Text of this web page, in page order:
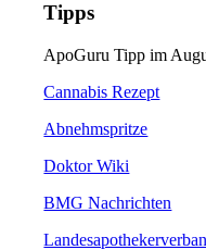
Tipps
ApoGuru Tipp im
Cannabis Rezept
Abnehmspritze
Doktor Wiki
BMG Nachrichten